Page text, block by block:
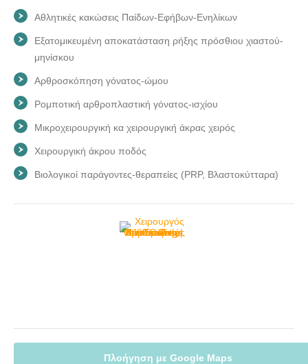
Αθλητικές κακώσεις Παίδων-Εφήβων-Ενηλίκων
Εξατομικευμένη αποκατάσταση ρήξης πρόσθιου χιαστού-
μηνίσκου
Αρθροσκόπηση γόνατος-ώμου
Ρομποτική αρθροπλαστική γόνατος-ισχίου
Μικροχειρουργική κα χειρουργική άκρας χειρός
Χειρουργική άκρου ποδός
Βιολογικοί παράγοντες-θεραπείες (PRP, Βλαστοκύτταρα)
Πλοήγηση με Google Maps